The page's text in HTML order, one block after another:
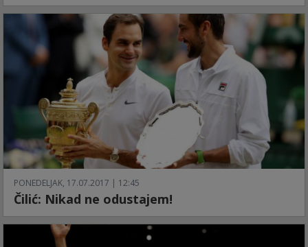
PONEDELJAK, 17.07.2017 | 12:45
Čilić: Nikad ne odustajem!